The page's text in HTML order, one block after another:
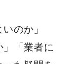
のか」
」「業者に